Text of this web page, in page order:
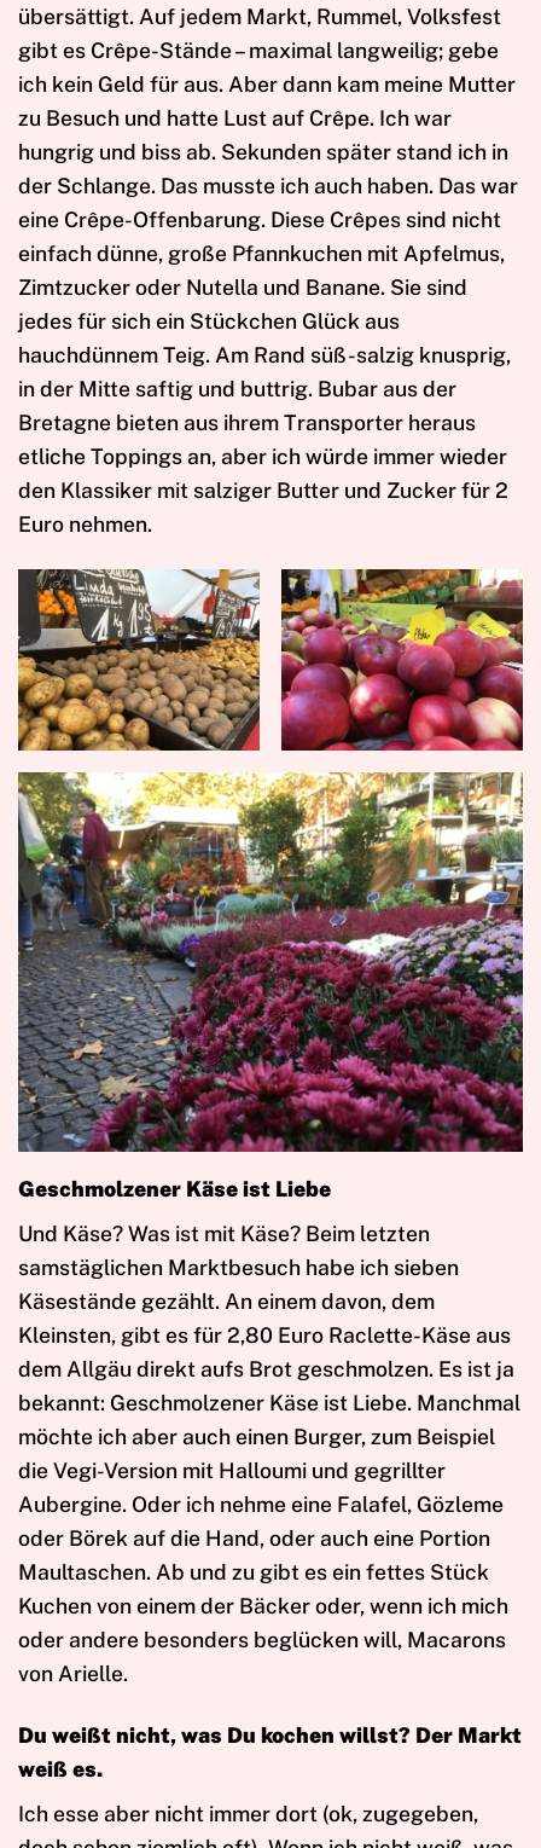
übersättigt. Auf jedem Markt, Rummel, Volksfest
gibt es Crêpe-Stände – maximal langweilig; gebe
ich kein Geld für aus. Aber dann kam meine Mutter
zu Besuch und hatte Lust auf Crêpe. Ich war
hungrig und biss ab. Sekunden später stand ich in
der Schlange. Das musste ich auch haben. Das war
eine Crêpe-Offenbarung. Diese Crêpes sind nicht
einfach dünne, große Pfannkuchen mit Apfelmus,
Zimtzucker oder Nutella und Banane. Sie sind
jedes für sich ein Stückchen Glück aus
hauchdünnem Teig. Am Rand süß-salzig knusprig,
in der Mitte saftig und buttrig. Bubar aus der
Bretagne bieten aus ihrem Transporter heraus
etliche Toppings an, aber ich würde immer wieder
den Klassiker mit salziger Butter und Zucker für 2
Euro nehmen.
Geschmolzener Käse ist Liebe
Und Käse? Was ist mit Käse? Beim letzten
samstäglichen Marktbesuch habe ich sieben
Käsestände gezählt. An einem davon, dem
Kleinsten, gibt es für 2,80 Euro Raclette-Käse aus
dem Allgäu direkt aufs Brot geschmolzen. Es ist ja
bekannt: Geschmolzener Käse ist Liebe. Manchmal
möchte ich aber auch einen Burger, zum Beispiel
die Vegi-Version mit Halloumi und gegrillter
Aubergine. Oder ich nehme eine Falafel, Gözleme
oder Börek auf die Hand, oder auch eine Portion
Maultaschen. Ab und zu gibt es ein fettes Stück
Kuchen von einem der Bäcker oder, wenn ich mich
oder andere besonders beglücken will, Macarons
von Arielle.
Du weißt nicht, was Du kochen willst? Der Markt
weiß es.
Ich esse aber nicht immer dort (ok, zugegeben,